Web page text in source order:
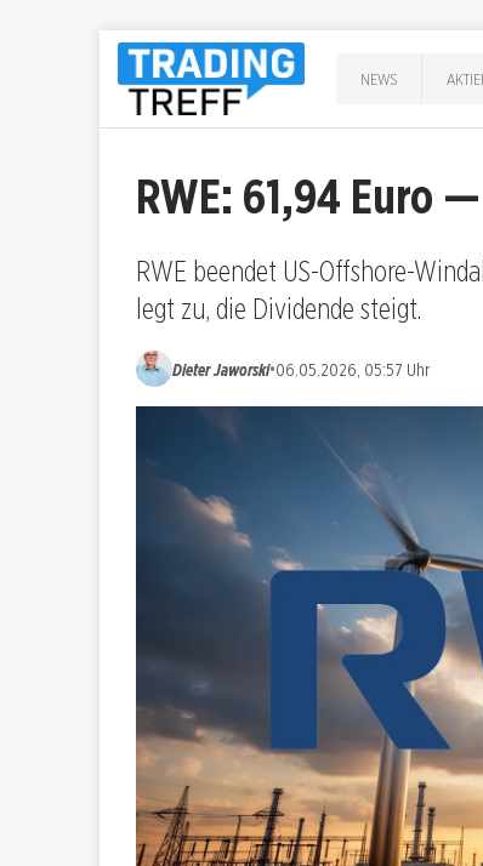
NEWS
RWE: 61,94 Euro
RWE beendet US-Offshore-
legt zu, die Dividende steigt.
Dieter Jaworski•06.05.2026, 05:57 Uhr